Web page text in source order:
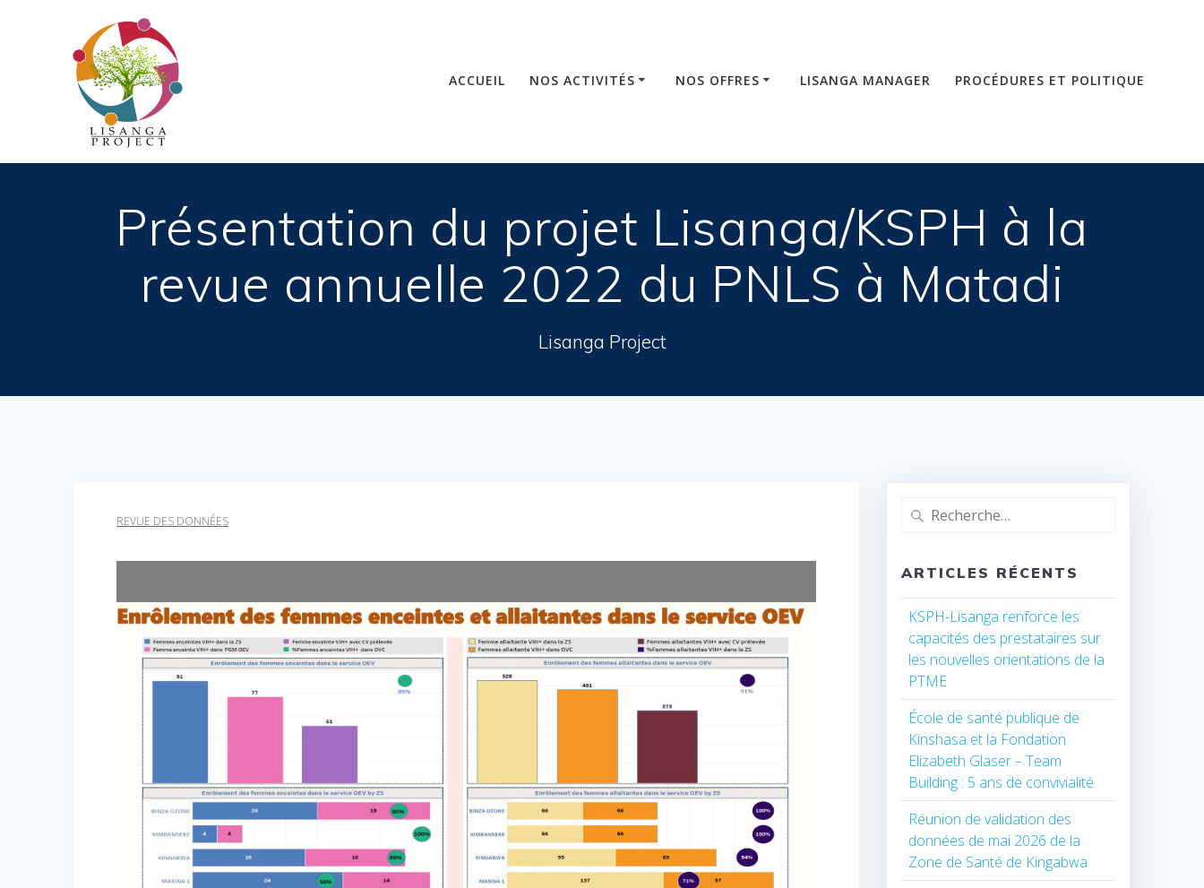
ACCUEIL NOS ACTIVITÉS NOS OFFRES LISANGA MANAGER PROCÉDURES ET POLITIQUE
Présentation du projet Lisanga/KSPH à la
revue annuelle 2022 du PNLS à Matadi
Lisanga Project
REVUE DES DONNÉES
Recherche
ARTICLES RÉCENTS
KSPH-Lisanga renforce les
capacités des prestataires sur
les nouvelles orientations de la
PTME
École de santé publique de
Kinshasa et la Fondation
Elizabeth Glaser – Team
Building : 5 ans de convivialité
Réunion de validation des
données de mai 2026 de la
Zone de Santé de Kingabwa